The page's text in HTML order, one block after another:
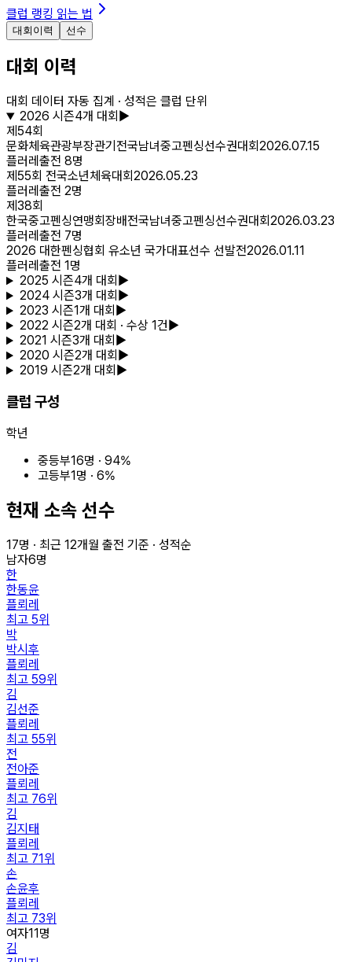
클럽 랭킹 읽는 법
대회이력 선수
대회 이력
대회 데이터 자동 집계 · 성적은 클럽 단위
2026 시즌4개 대회 ▶
제54회
문화체육관광부장관기전국남녀중고펜싱선수권대회 2026.07.15
플러레 출전 8명
제55회 전국소년체육대회 2026.05.23
플러레 출전 2명
제38회
한국중고펜싱연맹회장배전국남녀중고펜싱선수권대회 2026.03.23
플러레 출전 7명
2026 대한펜싱협회 유소년 국가대표선수 선발전2026.01.11
플러레 출전 1 명
2025 시즌4개 대회 ▶
2024시즌3개 대회 ▶
2023 시즌1개 대회 ▶
2022 시즌2개 대회 · 수상 1건 ▶
2021 시즌3개 대회 ▶
2020 시즌2개 대회 ▶
2019 시즌2개 대회 ▶
클럽 구성
학년
중등부16명 · 94%
고등부1명 · 6%
현재 소속 선수
17명 · 최근 12개월 출전 기준 · 성적순
남자6명
한
한동윤
플뢰레
최고 5위
박
박시후
플뢰레
최고 59위
김
김선준
플뢰레
최고 55위
전
전아준
플뢰레
최고 76위
김
김지태
플뢰레
최고 71위
손
손윤후
플뢰레
최고 73위
여자11명
김